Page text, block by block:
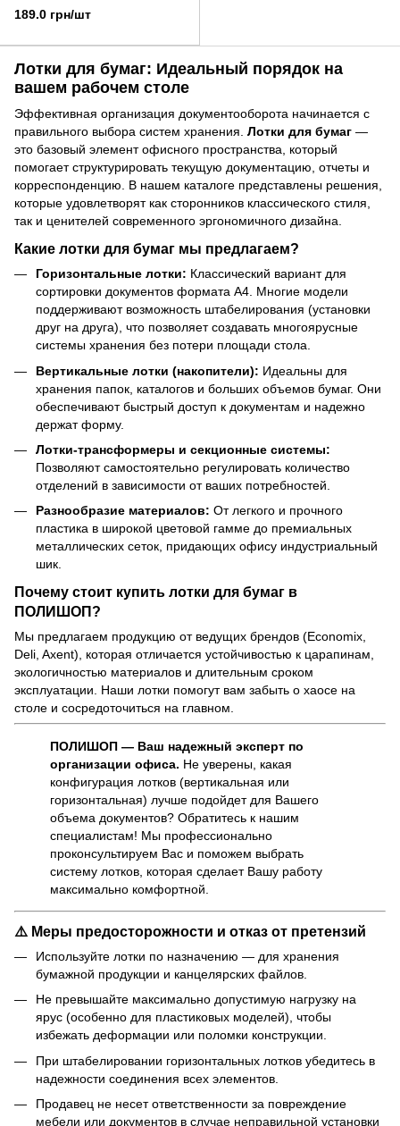
отделения
189.0 грн/шт
Лотки для бумаг: Идеальный порядок на
вашем рабочем столе
Эффективная организация документооборота начинается с
правильного выбора систем хранения. Лотки для бумаг —
это базовый элемент офисного пространства, который
помогает структурировать текущую документацию, отчеты и
корреспонденцию. В нашем каталоге представлены решения,
которые удовлетворят как сторонников классического стиля,
так и ценителей современного эргономичного дизайна.
Какие лотки для бумаг мы предлагаем?
Горизонтальные лотки: Классический вариант для
сортировки документов формата А4. Многие модели
поддерживают возможность штабелирования (установки
друг на друга), что позволяет создавать многоярусные
системы хранения без потери площади стола.
Вертикальные лотки (накопители): Идеальны для
хранения папок, каталогов и больших объемов бумаг. Они
обеспечивают быстрый доступ к документам и надежно
держат форму.
Лотки-трансформеры и секционные системы:
Позволяют самостоятельно регулировать количество
отделений в зависимости от ваших потребностей.
Разнообразие материалов: От легкого и прочного
пластика в широкой цветовой гамме до премиальных
металлических сеток, придающих офису индустриальный
шик.
Почему стоит купить лотки для бумаг в
ПОЛИШОП?
Мы предлагаем продукцию от ведущих брендов (Economix,
Deli, Axent), которая отличается устойчивостью к царапинам,
экологичностью материалов и длительным сроком
эксплуатации. Наши лотки помогут вам забыть о хаосе на
столе и сосредоточиться на главном.
ПОЛИШОП — Ваш надежный эксперт по
организации офиса. Не уверены, какая
конфигурация лотков (вертикальная или
горизонтальная) лучше подойдет для Вашего
объема документов? Обратитесь к нашим
специалистам! Мы профессионально
проконсультируем Вас и поможем выбрать
систему лотков, которая сделает Вашу работу
максимально комфортной.
⚠️ Меры предосторожности и отказ от претензий
Используйте лотки по назначению — для хранения
бумажной продукции и канцелярских файлов.
Не превышайте максимально допустимую нагрузку на
ярус (особенно для пластиковых моделей), чтобы
избежать деформации или поломки конструкции.
При штабелировании горизонтальных лотков убедитесь в
надежности соединения всех элементов.
Продавец не несет ответственности за повреждение
мебели или документов в случае неправильной установки